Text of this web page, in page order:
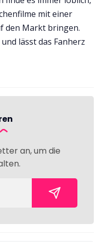
mit einer
den Markt bringen.
lässt das Fanherz
an, um die